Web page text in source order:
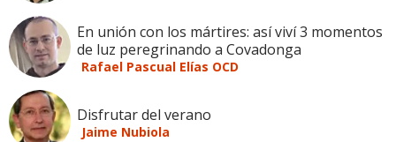
En unión con los mártires: así viví 3 momentos
de luz peregrinando a Covadonga
Rafael Pascual Elías OCD
Disfrutar del verano
Jaime Nubiola